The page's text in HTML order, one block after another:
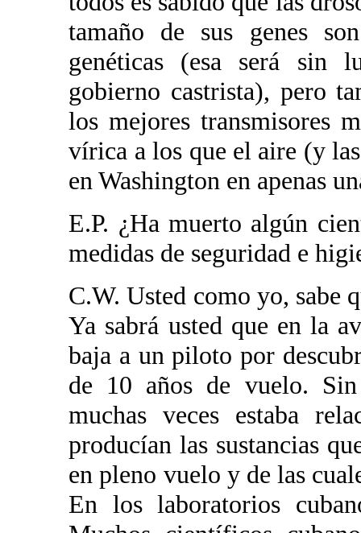
tamaño de sus genes
genéticas (esa será sin
gobierno castrista), pero
los mejores transmisores
vírica a los que el aire (y
en Washington en apenas
E.P. ¿Ha muerto algún
medidas de seguridad e
C.W. Usted como yo, sabe
Ya sabrá usted que en la
baja a un piloto por
de 10 años de vuelo.
muchas veces estaba
producían las sustancias
en pleno vuelo y de las
En los laboratorios